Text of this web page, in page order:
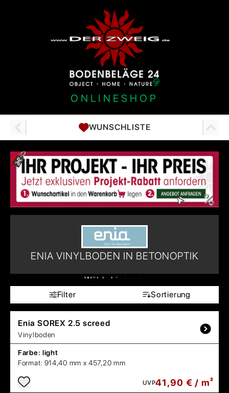
ONLINESHOP
WUNSCHLISTE
ENIA VINYLBODEN IN BETONOPTIK
Wähle hier aus:
Filter
Sortierung
Enia SOREX 2.5 screed
Vinylboden
Farbe: light
Format: 914,40 mm x 457,20 mm
UVP41,90 € / m²